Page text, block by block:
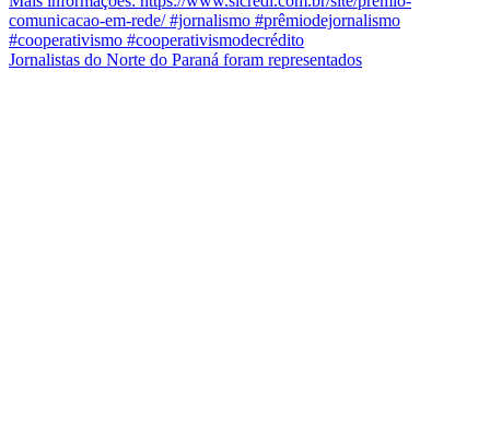
Jornalistas do Norte do Paraná foram representados